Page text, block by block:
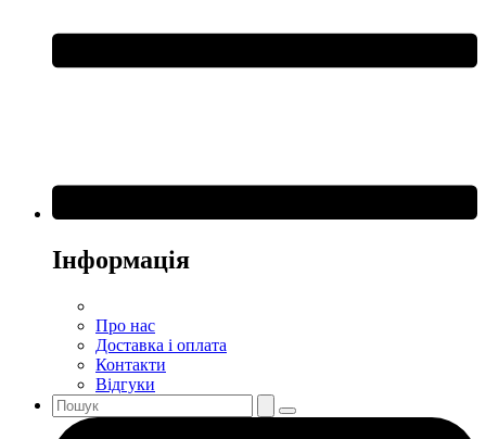
Інформація
Про нас
Доставка і оплата
Контакти
Відгуки